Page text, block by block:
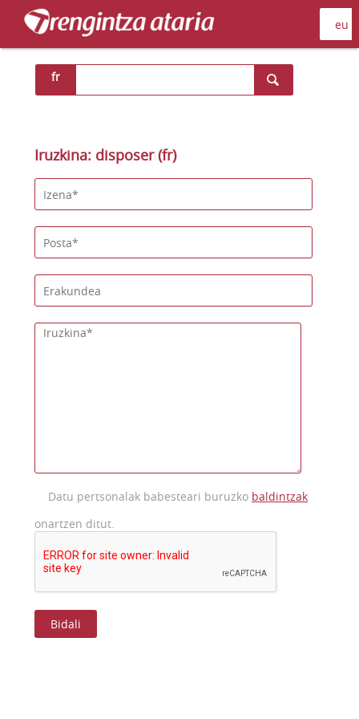
fr
Iruzkina: disposer (fr)
Datu pertsonalak babesteari buruzko baldintzak
onartzen ditut.